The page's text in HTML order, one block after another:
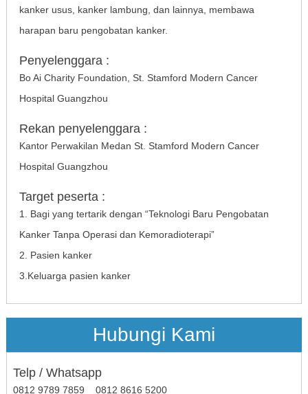
Telah berhasil melakukan reservasi untuk se
Ibu Evi Yanti
Telah berhasil melakukan reservasi untuk se
Telah berhasil melakukan reservasi untuk se
minarACEH
Telah berhasil melakukan reservasi untuk se
minar PALEMBANG
minarACEH
Telah berhasil melakukan reservasi untuk se
Ibu Astri Wahyuni
kanker usus, kanker lambung, dan lainnya, membawa
harapan baru pengobatan kanker.
Penyelenggara :
Bo Ai Charity Foundation, St. Stamford Modern Cancer
Hospital Guangzhou
Rekan penyelenggara :
Kantor Perwakilan Medan St. Stamford Modern Cancer
Hospital Guangzhou
Target peserta :
1. Bagi yang tertarik dengan “Teknologi Baru Pengobatan
Kanker Tanpa Operasi dan Kemoradioterapi”
2. Pasien kanker
3.Keluarga pasien kanker
Hubungi Kami
Telp / Whatsapp
0812 9789 7859 0812 8616 5200